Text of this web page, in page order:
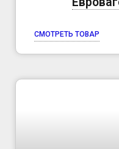
СМОТРЕТЬ ТОВАР